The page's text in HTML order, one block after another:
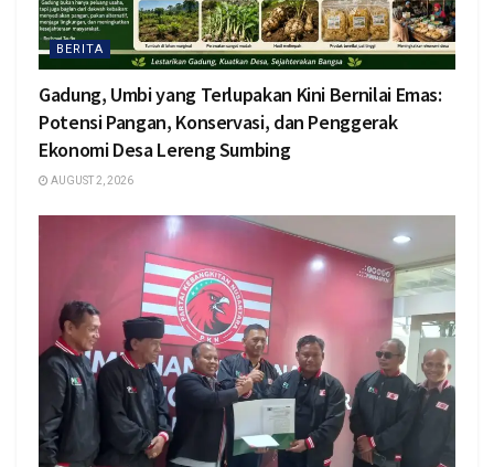
BERITA
Gadung, Umbi yang Terlupakan Kini Bernilai Emas:
Potensi Pangan, Konservasi, dan Penggerak
Ekonomi Desa Lereng Sumbing
AUGUST 2, 2026